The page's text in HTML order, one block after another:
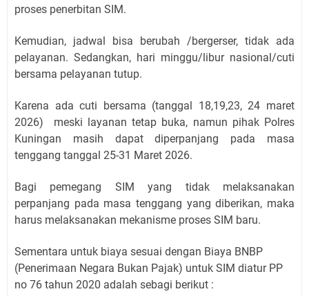
proses penerbitan SIM.
Kemudian, jadwal bisa berubah /bergerser, tidak ada
pelayanan. Sedangkan, hari minggu/libur nasional/cuti
bersama pelayanan tutup.
Karena ada cuti bersama (tanggal 18,19,23, 24 maret
2026) meski layanan tetap buka, namun pihak Polres
Kuningan masih dapat diperpanjang pada masa
tenggang tanggal 25-31 Maret 2026.
Bagi pemegang SIM yang tidak melaksanakan
perpanjang pada masa tenggang yang diberikan, maka
harus melaksanakan mekanisme proses SIM baru.
Sementara untuk biaya sesuai dengan Biaya BNBP
(Penerimaan Negara Bukan Pajak) untuk SIM diatur PP
no 76 tahun 2020 adalah sebagi berikut :